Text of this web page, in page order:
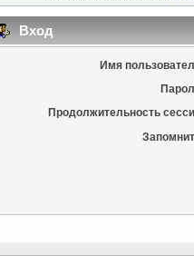
Вход
Имя
Продолжительность